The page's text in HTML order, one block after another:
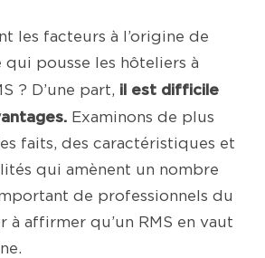
les facteurs à l’origine de
pousse les hôteliers à
? D’une part, il est difficile
Examinons de plus
faits, des caractéristiques et
qui amènent un nombre
de professionnels du
à affirmer qu’un RMS en vaut